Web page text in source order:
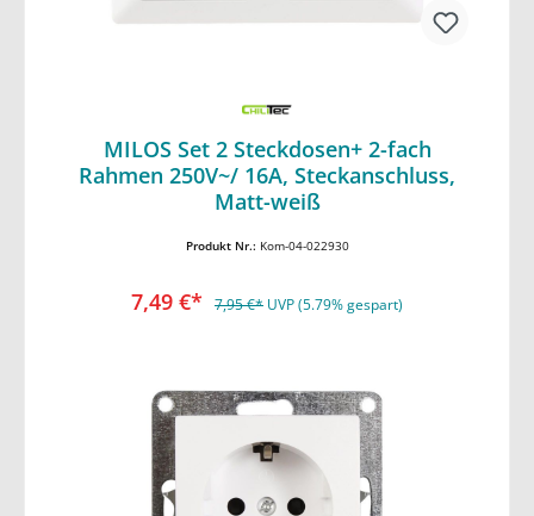
MILOS Set 2 Steckdosen+ 2-fach
Rahmen 250V~/ 16A, Steckanschluss,
Matt-weiß
Produkt Nr.: Kom-04-022930
7,49 €* 7,95 €* UVP (5.79% gespart)
In den Warenkorb